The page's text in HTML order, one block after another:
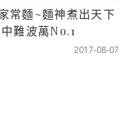
常麵~麵神煮出天下
難波萬No.1
2017-08-07